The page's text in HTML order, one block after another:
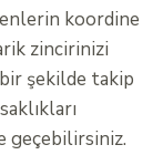
koordine
zincirinizi
şekilde takip
geçebilirsiniz.